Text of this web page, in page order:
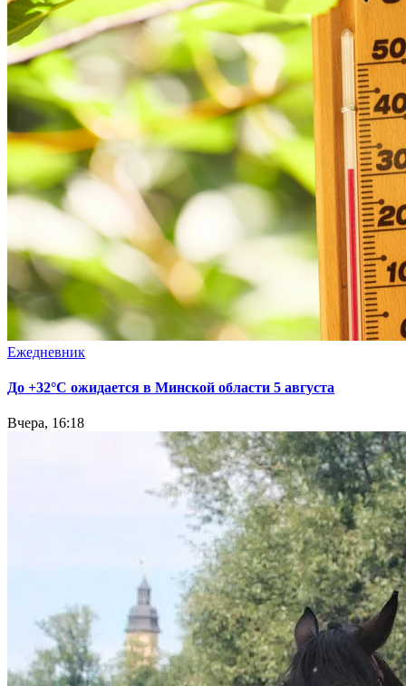
Ежедневник
До +32°С ожидается в Минской области 5 августа
Вчера, 16:18